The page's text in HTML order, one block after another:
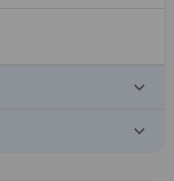
keyboard_arrow_down
keyboard_arrow_down